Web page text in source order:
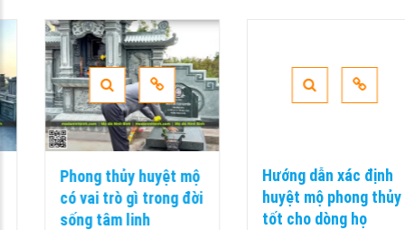
Phong thủy huyệt mộ
có vai trò gì trong đời
sống tâm linh
Hướng dẫn xác định
huyệt mộ phong thủy
tốt cho dòng họ